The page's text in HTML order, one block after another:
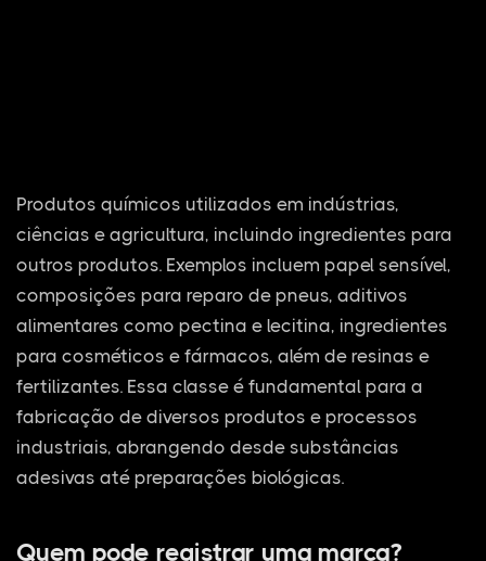
Produtos químicos utilizados em indústrias,
ciências e agricultura, incluindo ingredientes para
outros produtos. Exemplos incluem papel sensível,
composições para reparo de pneus, aditivos
alimentares como pectina e lecitina, ingredientes
para cosméticos e fármacos, além de resinas e
fertilizantes. Essa classe é fundamental para a
fabricação de diversos produtos e processos
industriais, abrangendo desde substâncias
adesivas até preparações biológicas.
Quem pode registrar uma marca?